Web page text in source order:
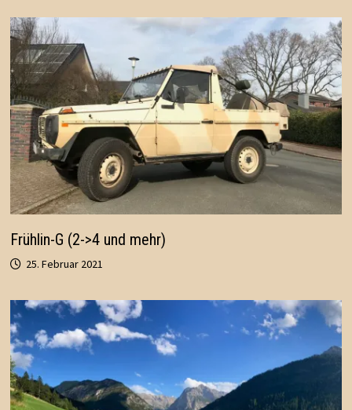
Frühlin-G (2->4 und mehr)
25. Februar 2021